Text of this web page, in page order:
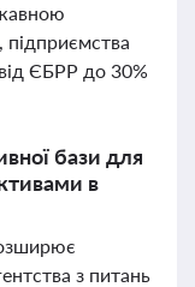
ЄБРР до 30%
бази для
в
з питань